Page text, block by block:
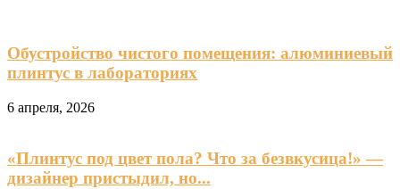
Обустройство чистого помещения: алюминиевый
плинтус в лабораториях
6 апреля, 2026
«Плинтус под цвет пола? Что за безвкусица!» —
дизайнер пристыдил, но...